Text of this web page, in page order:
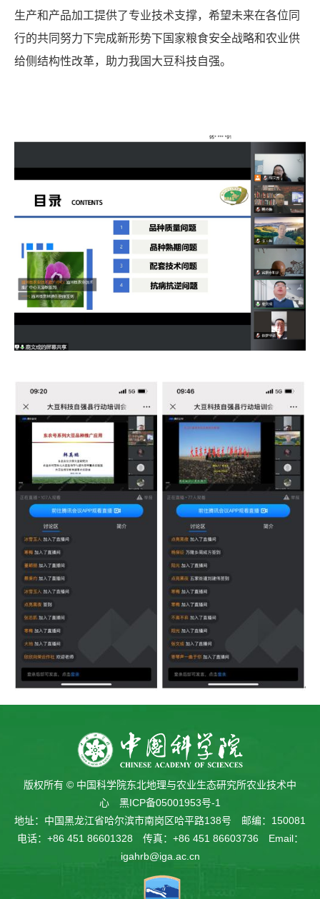
生产和产品加工提供了专业技术支撑，希望未来在各位同
行的共同努力下完成新形势下国家粮食安全战略和农业供
给侧结构性改革，助力我国大豆科技自强。
版权所有 © 中国科学院东北地理与农业生态研究所农业技术中
心 黑ICP备05001953号-1
地址：中国黑龙江省哈尔滨市南岗区哈平路138号 邮编：150081
电话：+86 451 86601328 传真：+86 451 86603736 Email：
igahrb@iga.ac.cn